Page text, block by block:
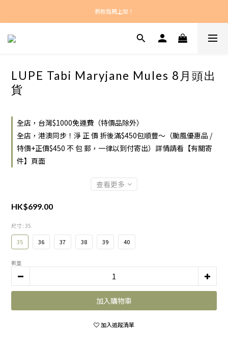
新款每周上架！
新款每周上架！
總計正價超過$450之訂單：港澳包郵！
LUPE Tabi Maryjane Mules 8月頭出
貨
全店，台灣$1000免運費（特價品除外）
全店，港澳同步！淨 正 價 折後滿$450包順豐～（颱風優惠品 /
特價+正價$450 不 包 郵，一律以到付寄出）詳情請看【有關寄
件】頁面
查看更多
HK$699.00
尺寸 : 35
35 36 37 38 39 40
數量
加入購物車
加入追蹤清單